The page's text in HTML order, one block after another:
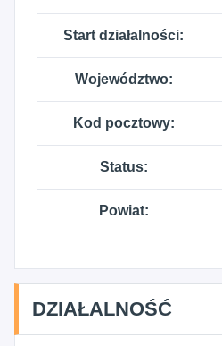
Start działalności:
Województwo:
Kod pocztowy:
Status:
Powiat:
DZIAŁALNOŚĆ